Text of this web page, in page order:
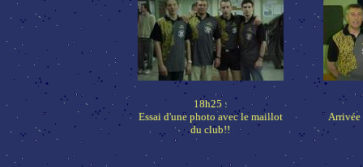
18h25 :
Essai d'une photo avec le maillot
du club!!
Arrivée